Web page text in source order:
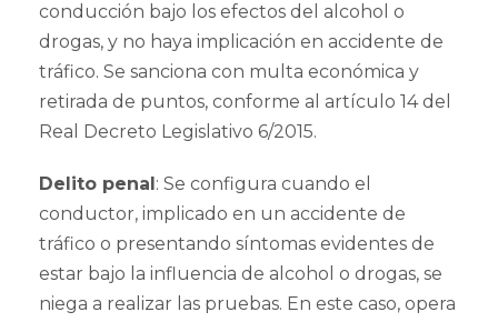
conducción bajo los efectos del alcohol o
drogas, y no haya implicación en accidente de
tráfico. Se sanciona con multa económica y
retirada de puntos, conforme al artículo 14 del
Real Decreto Legislativo 6/2015.
Delito penal: Se configura cuando el
conductor, implicado en un accidente de
tráfico o presentando síntomas evidentes de
estar bajo la influencia de alcohol o drogas, se
niega a realizar las pruebas. En este caso, opera